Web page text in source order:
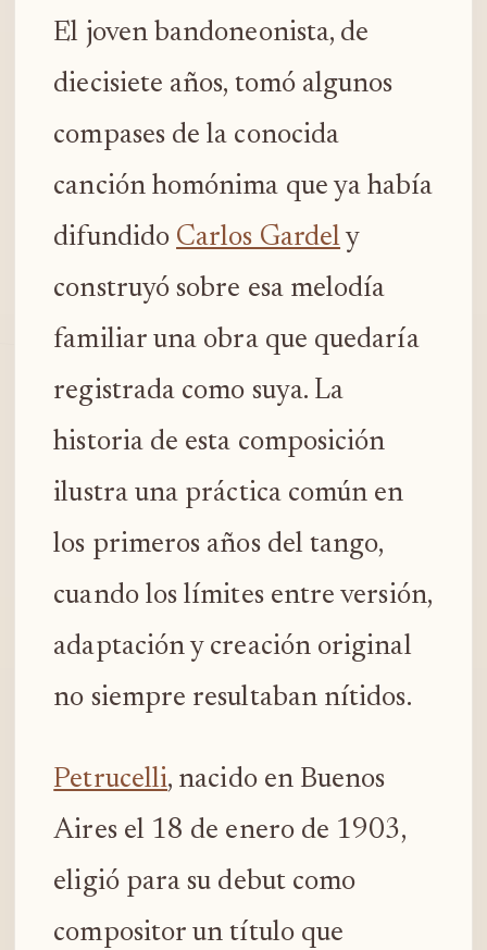
El joven bandoneonista, de
diecisiete años, tomó algunos
compases de la conocida
canción homónima que ya había
difundido Carlos Gardely
construyó sobre esa melodía
familiar una obra que quedaría
registrada como suya. La
historia de esta composición
ilustra una práctica común en
los primeros años del tango,
cuando los límites entre versión,
adaptación y creación original
no siempre resultaban nítidos.
Petrucelli, nacido en Buenos
Aires el 18 de enero de 1903,
eligió para su debut como
compositor un título que